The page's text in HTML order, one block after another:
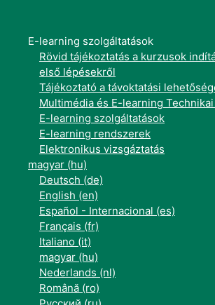
E-learning szolgáltatások
Rövid tájékoztatás a kurzusok
első lépésekről
Tájékoztató a távoktatási
Multimédia és E-learning
E-learning szolgáltatások
E-learning rendszerek
Elektronikus vizsgáztatás
magyar ‎(hu)‎
Deutsch ‎(de)‎
English ‎(en)‎
Español - Internacional ‎(es)‎
Français ‎(fr)‎
Italiano ‎(it)‎
magyar ‎(hu)‎
Nederlands ‎(nl)‎
Română ‎(ro)‎